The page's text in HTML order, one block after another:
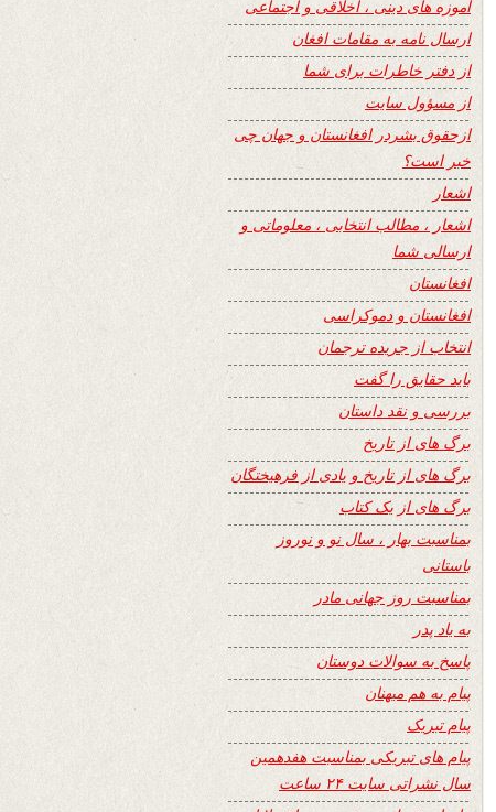
آموزه های دینی ، اخلاقی و اجتماعی
ارسال نامه به مقامات افغان
از دفتر خاطرات برای شما
از مسؤول سایت
ازحقوق بشردر افغانستان و جهان چی
خبر است؟
اشعار
اشعار ، مطالب انتخابی ، معلوماتی و
ارسالی شما
افغانستان
افغانستان و دموکراسی
انتخاب از جریده ترجمان
باید حقایق را گفت
بررسی و نقد داستان
برگ های از تاریخ
برگ های از تاریخ و یادی از فرهیختگان
برگ های از یک کتاب
بمناسبت بهار ، سال نو و نوروز
باستانی
بمناسبت روز جهانی مادر
به یاد پدر
پاسخ به سوالات دوستان
پیام به هم میهنان
پیام تبریک
پیام های تبریکی بمناسبت هفدهمین
سال نشراتی سایت ۲۴ ساعت